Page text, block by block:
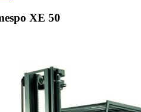
XE 50